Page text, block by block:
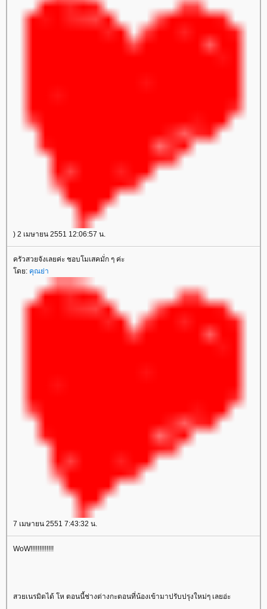
) 2 เมษายน 2551 12:06:57 น.
ครัวสวยจังเลยค่ะ ชอบโมเสคมั่ก ๆ ค่ะ
ดย: คุณย่า
7 เมษายน 2551 7:43:32 น.
WoW!!!!!!!!!!!!!
สวยเนรมิตได้ โห ตอนนี้ช่างต่างกะตอนที่น้องเข้ามาปรับปรุงใหม่ๆ เลยอ่ะ